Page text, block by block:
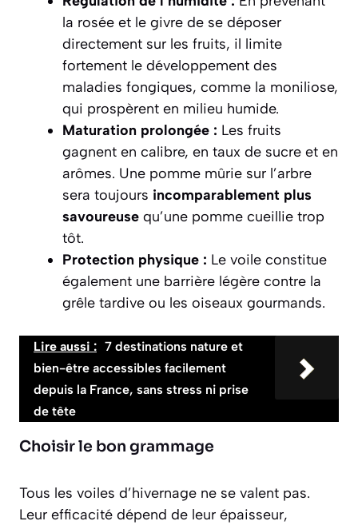
la rosée et le givre de se déposer
directement sur les fruits, il limite
fortement le développement des
maladies fongiques, comme la moniliose,
qui prospèrent en milieu humide.
Maturation prolongée : Les fruits
gagnent en calibre, en taux de sucre et en
arômes. Une pomme mûrie sur l’arbre
sera toujours incomparablement plus
savoureuse qu’une pomme cueillie trop
tôt.
Protection physique : Le voile constitue
également une barrière légère contre la
grêle tardive ou les oiseaux gourmands.
Lire aussi : 7 destinations nature et
bien-être accessibles facilement
depuis la France, sans stress ni prise
de tête
Choisir le bon grammage
Tous les voiles d’hivernage ne se valent pas.
Leur efficacité dépend de leur épaisseur,